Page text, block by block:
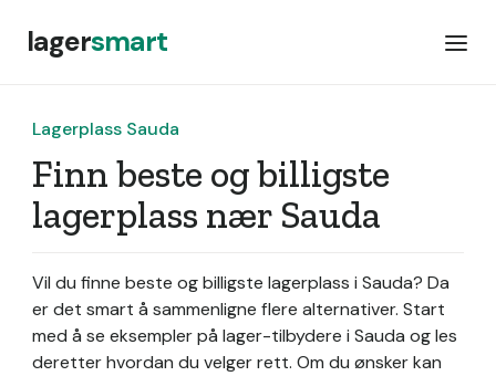
lagersmart
Lagerplass Sauda
Finn beste og billigste
lagerplass nær Sauda
Vil du finne beste og billigste lagerplass i Sauda? Da
er det smart å sammenligne flere alternativer. Start
med å se eksempler på lager-tilbydere i Sauda og les
deretter hvordan du velger rett. Om du ønsker kan